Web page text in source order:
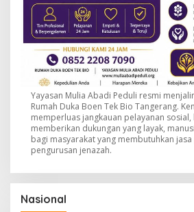
Yayasan Mulia Abadi Peduli resmi
Rumah Duka Boen Tek Bio Tangerang.
memperluas jangkauan pelayanan sosial,
memberikan dukungan yang layak,
bagi masyarakat yang membutuhkan
pengurusan jenazah.
Nasional